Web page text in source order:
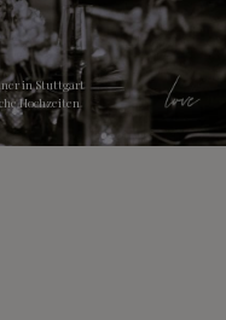
in Stuttgart
Hochzeiten